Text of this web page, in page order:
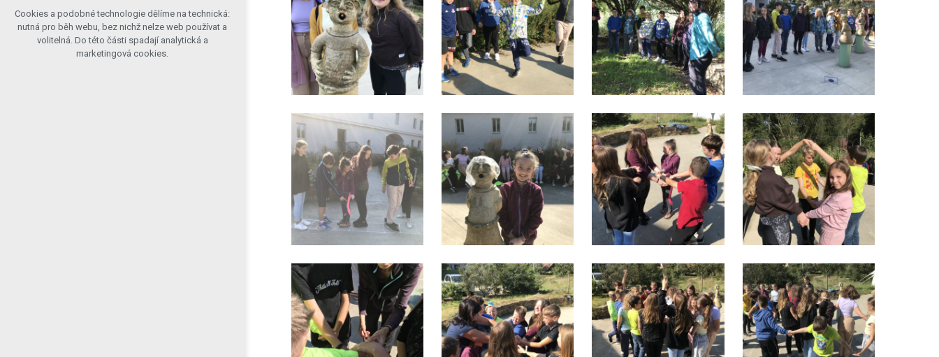
Přijmout všechny cookies
Odmítnout vše
Cookies a podobné technologie dělíme na technická:
nutná pro běh webu, bez nichž nelze web používat a
volitelná. Do této části spadají analytická a
marketingová cookies.